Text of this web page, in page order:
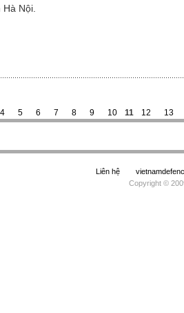
Hà Nội.
4 5 6 7 8 9 10 11 12 13
Liên hệ
Copyright ©